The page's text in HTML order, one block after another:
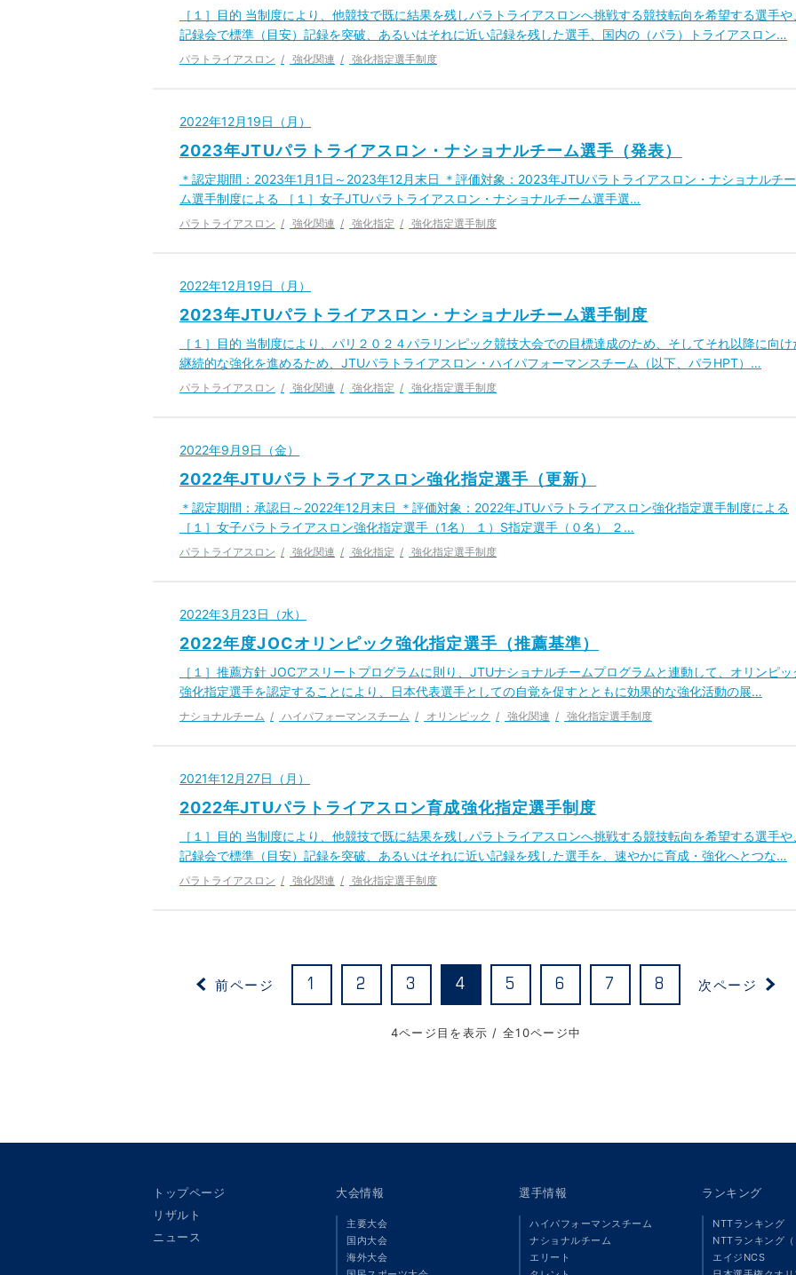
［１］目的 当制度により、他競技で既に結果を残しパラトライアスロンへ挑戦する競技転向を希望する選手や
記録会で標準（目安）記録を突破、あるいはそれに近い記録を残した選手、国内の（パラ）トライアスロン…
パラトライアスロン 強化関連 強化指定選手制度
2022年12月19日（月）
2023年JTUパラトライアスロン・ナショナルチーム選手（発表）
＊認定期間：2023年1月1日～2023年12月末日 ＊評価対象：2023年JTUパラトライアスロン・ナショナルチー
ム選手制度による ［１］女子JTUパラトライアスロン・ナショナルチーム選手選…
パラトライアスロン 強化関連 強化指定 強化指定選手制度
2022年12月19日（月）
2023年JTUパラトライアスロン・ナショナルチーム選手制度
［１］目的 当制度により、パリ２０２４パラリンピック競技大会での目標達成のため、そしてそれ以降に向け
継続的な強化を進めるため、JTUパラトライアスロン・ハイパフォーマンスチーム（以下、パラHPT）…
パラトライアスロン 強化関連 強化指定 強化指定選手制度
2022年9月9日（金）
2022年JTUパラトライアスロン強化指定選手（更新）
＊認定期間：承認日～2022年12月末日 ＊評価対象：2022年JTUパラトライアスロン強化指定選手制度による
［１］女子パラトライアスロン強化指定選手（1名） １）S指定選手（０名） ２…
パラトライアスロン 強化関連 強化指定 強化指定選手制度
2022年3月23日（水）
2022年度JOCオリンピック強化指定選手（推薦基準）
［１］推薦方針 JOCアスリートプログラムに則り、JTUナショナルチームプログラムと連動して、オリンピッ
強化指定選手を認定することにより、日本代表選手としての自覚を促すとともに効果的な強化活動の展…
ナショナルチーム ハイパフォーマンスチーム オリンピック 強化関連 強化指定選手制度
2021年12月27日（月）
2022年JTUパラトライアスロン育成強化指定選手制度
［１］目的 当制度により、他競技で既に結果を残しパラトライアスロンへ挑戦する競技転向を希望する選手や
記録会で標準（目安）記録を突破、あるいはそれに近い記録を残した選手を、速やかに育成・強化へとつな…
パラトライアスロン 強化関連 強化指定選手制度
4ページ目を表示 / 全10ページ中
前ページ 1 2 3 4 5 6 7 8 次ページ
トップページ
リザルト
ニュース
大会情報
主要大会
国内大会
海外大会
選手情報
ハイパフォーマンスチーム
ナショナルチーム
エリート
ランキング
NTTランキング
NTTランキング
エイジNCS